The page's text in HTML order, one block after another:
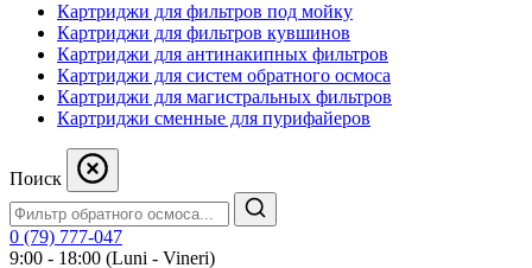
Картриджи для фильтров под мойку
Картриджи для фильтров кувшинов
Картриджи для антинакипных фильтров
Картриджи для систем обратного осмоса
Картриджи для магистральных фильтров
Картриджи сменные для пурифайеров
Поиск
0 (79) 777-047
9:00 - 18:00 (Luni - Vineri)